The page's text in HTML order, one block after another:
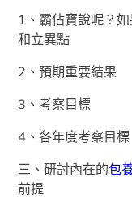
1、霸佔寶說呢？
和立異點
2、預期重要結果
3、考察目標
4、各年度考察目標
三、研討內在的包
前提